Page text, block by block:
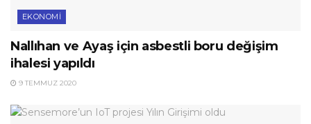
EKONOMI
Nallıhan ve Ayaş için asbestli boru değişim
ihalesi yapıldı
9 TEMMUZ 2020